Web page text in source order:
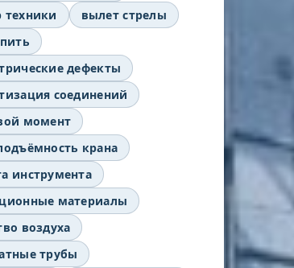
техники
вылет стрелы
дефекты
соединений
момент
крана
инструмента
материалы
воздуха
трубы